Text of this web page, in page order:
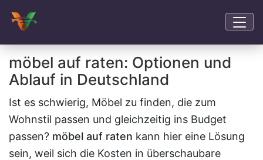
möbel auf raten: Optionen und
Ablauf in Deutschland
Ist es schwierig, Möbel zu finden, die zum
Wohnstil passen und gleichzeitig ins Budget
passen? möbel auf raten kann hier eine Lösung
sein, weil sich die Kosten in überschaubare